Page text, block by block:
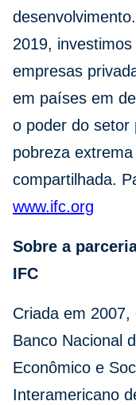
2019,
empresas
em países em
o poder do setor
pobreza
compartilhada.
www.ifc.org
Sobre a
IFC
Criada em
Banco Nacional
Econômico e
Interamericano